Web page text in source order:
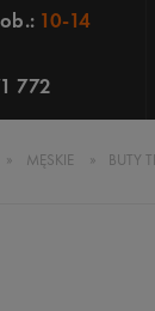
10-14
772
» MĘSKIE » BUTY